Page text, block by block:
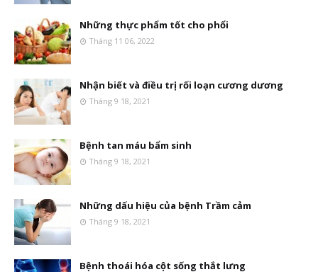
Những thực phẩm tốt cho phổi
Tháng 11 06, 2022
Nhận biết và điều trị rối loạn cương dương
Tháng 9 18, 2021
Bệnh tan máu bẩm sinh
Tháng 9 18, 2021
Những dấu hiệu của bệnh Trầm cảm
Tháng 9 18, 2021
Bệnh thoái hóa cột sống thắt lưng